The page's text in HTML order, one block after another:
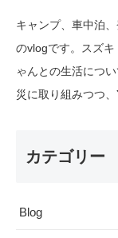
キャンプ、車中泊
のvlogです。スズ
ゃんとの生活につ
災に取り組みつつ
カテゴリー
Blog